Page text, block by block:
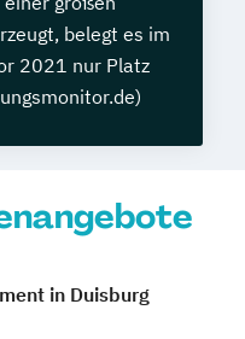
belegt es im
2021 nur Platz
in Duisburg